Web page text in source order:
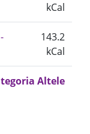
kCal
143.2
kCal
Altele